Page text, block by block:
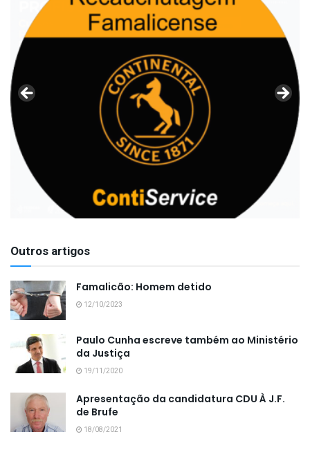
Outros artigos
Famalicão: Homem detido
12/10/2023
Paulo Cunha escreve também ao Ministério
da Justiça
19/11/2020
Apresentação da candidatura CDU À J.F.
de Brufe
18/08/2021